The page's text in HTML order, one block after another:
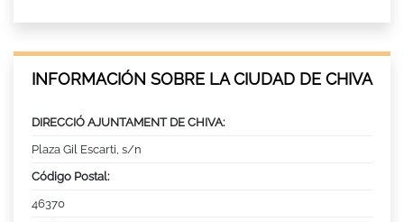
INFORMACIÓN SOBRE LA CIUDAD DE CHIVA
DIRECCIÓ AJUNTAMENT DE CHIVA:
Plaza Gil Escarti, s/n
Código Postal:
46370